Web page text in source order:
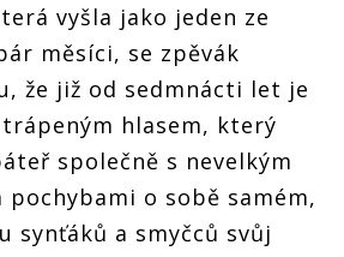
vyšla jako jeden ze
měsíci, se zpěvák
že již od sedmnácti let je
hlasem, který
společně s nevelkým
pochybami o sobě samém,
synťáků a smyčců svůj